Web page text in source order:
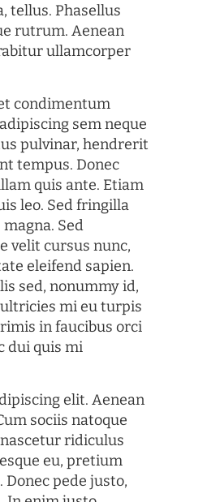
tellus. Phasellus
rutrum. Aenean
ullamcorper
condimentum
sem neque
pulvinar, hendrerit
tempus. Donec
quis ante. Etiam
leo. Sed fringilla
Sed
velit cursus nunc,
eleifend sapien.
sed, nonummy id,
mi eu turpis
in faucibus orci
dui quis mi
elit. Aenean
sociis natoque
ridiculus
eu, pretium
Donec pede justo,